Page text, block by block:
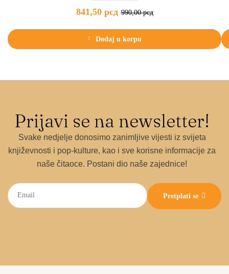
990,00рсд
841,50 рсд
Dodaj u korpu
Prijavi se na newsletter!
Svake nedjelje donosimo zanimljive vijesti iz svijeta
književnosti i pop-kulture, kao i sve korisne informacije za
naše čitaoce. Postani dio naše zajednice!
Pretplati se